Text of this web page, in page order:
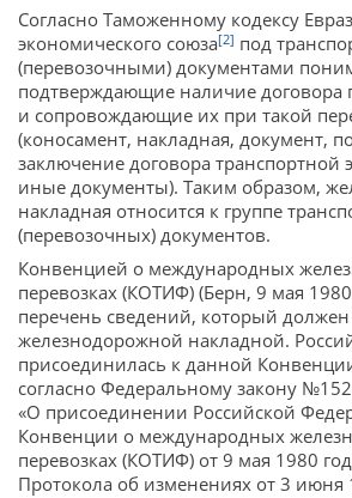
Согласно Таможенному кодексу
экономического союза[2] под
(перевозочными) документами
подтверждающие наличие договора
и сопровождающие их при такой
(коносамент, накладная, документ,
заключение договора транспортной
иные документы). Таким образом,
накладная относится к группе
(перевозочных) документов.
Конвенцией о международных
перевозках (КОТИФ) (Берн, 9 мая 1980
перечень сведений, который должен
железнодорожной накладной.
присоединилась к данной
согласно Федеральному закону
«О присоединении Российской
Конвенции о международных
перевозках (КОТИФ) от 9 мая 1980
Протокола об изменениях от 3 июня